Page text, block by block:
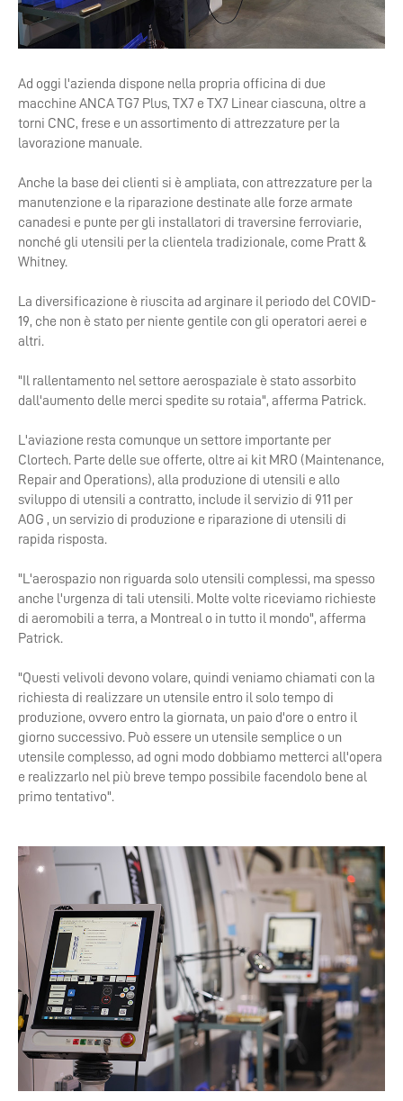
Ad oggi l'azienda dispone nella propria officina di due
macchine ANCA TG7 Plus, TX7 e TX7 Linear ciascuna, oltre a
torni CNC, frese e un assortimento di attrezzature per la
lavorazione manuale.
Anche la base dei clienti si è ampliata, con attrezzature per la
manutenzione e la riparazione destinate alle forze armate
canadesi e punte per gli installatori di traversine ferroviarie,
nonché gli utensili per la clientela tradizionale, come Pratt &
Whitney.
La diversificazione è riuscita ad arginare il periodo del COVID-
19, che non è stato per niente gentile con gli operatori aerei e
altri.
"Il rallentamento nel settore aerospaziale è stato assorbito
dall'aumento delle merci spedite su rotaia", afferma Patrick.
L'aviazione resta comunque un settore importante per
Clortech. Parte delle sue offerte, oltre ai kit MRO (Maintenance,
Repair and Operations), alla produzione di utensili e allo
sviluppo di utensili a contratto, include il servizio di 911 per
AOG , un servizio di produzione e riparazione di utensili di
rapida risposta.
"L'aerospazio non riguarda solo utensili complessi, ma spesso
anche l'urgenza di tali utensili. Molte volte riceviamo richieste
di aeromobili a terra, a Montreal o in tutto il mondo", afferma
Patrick.
"Questi velivoli devono volare, quindi veniamo chiamati con la
richiesta di realizzare un utensile entro il solo tempo di
produzione, ovvero entro la giornata, un paio d'ore o entro il
giorno successivo. Può essere un utensile semplice o un
utensile complesso, ad ogni modo dobbiamo metterci all'opera
e realizzarlo nel più breve tempo possibile facendolo bene al
primo tentativo".